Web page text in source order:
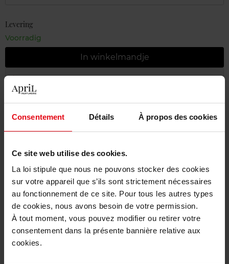
Consentement Détails À propos des cookies
Ce site web utilise des cookies.
La loi stipule que nous ne pouvons stocker des cookies
sur votre appareil que s’ils sont strictement nécessaires
au fonctionnement de ce site. Pour tous les autres types
de cookies, nous avons besoin de votre permission.
À tout moment, vous pouvez modifier ou retirer votre
consentement dans la présente bannière relative aux
cookies.
Levering
Voorradig
In winkelmandje
Gratis levering bij aankoop van min. 55€
Gratis retour in je winkelpunt
Gratis verpakking
Beschrijving
Karakteristieken